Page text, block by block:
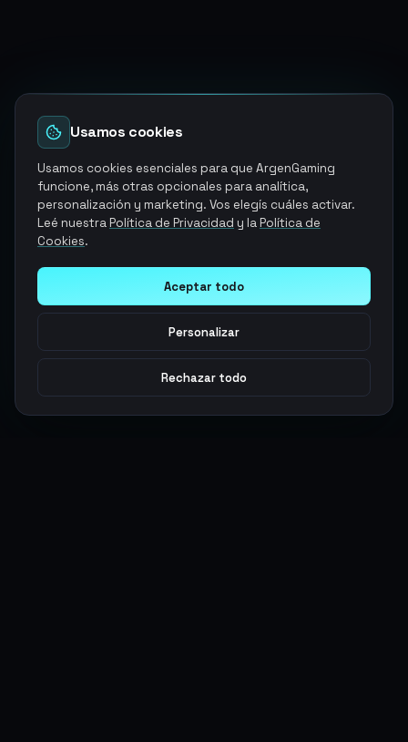
Usamos cookies
Usamos cookies esenciales para que ArgenGaming
funcione, más otras opcionales para analítica,
personalización y marketing. Vos elegís cuáles activar.
Leé nuestraPolítica de Privacidad y laPolítica de
Cookies.
Aceptar todo
Personalizar
Rechazar todo